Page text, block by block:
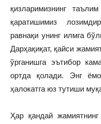
қизларимизнинг
қаратишимиз
равнақи унинг илмга
Дарҳақиқат, қайси
ўрганишга эътибор
ортда қолади. Энг
ҳалокатга юз тутиши
Ҳар қандай